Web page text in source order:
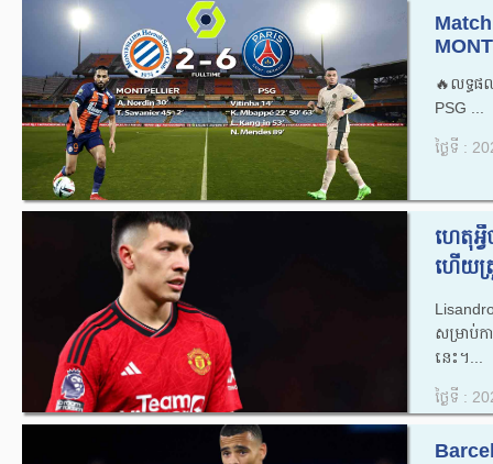
🔥លទ្ធផ
PSG ...
ថ្ងៃទី :
ហេតុអ្
ហើយត្
សម្រាប់ក
នេះ។...
ថ្ងៃទី :